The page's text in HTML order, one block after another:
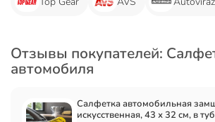
Отзывы покупателей:
автомобиля
Салфетка автомобильная
искусственная, 43 х 32 см, в